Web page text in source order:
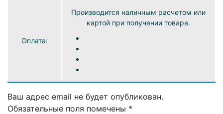
Оплата:
Производится наличным расчетом или
картой при получении товара.
Ваш адрес email не будет опубликован.
Обязательные поля помечены *